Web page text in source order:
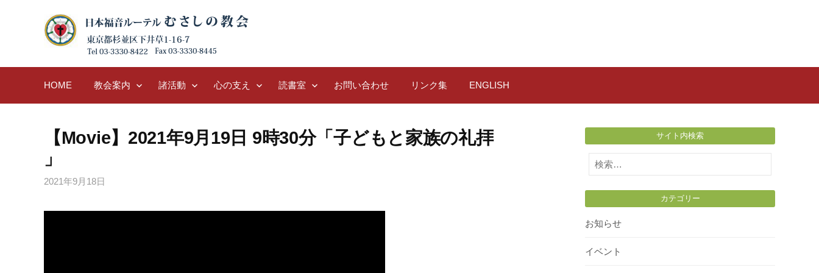
HOME 教会案内 諸活動 心の支え 読書室 お問い合わせ リンク集 ENGLISH
【Movie】2021年9月19日 9時30分「子どもと家族の礼拝
」
2021年9月18日
サイト内検索
検
索:
カテゴリー
お知らせ
イベント